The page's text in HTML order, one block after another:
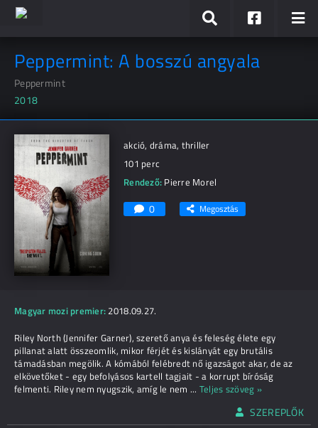
Peppermint: A bosszú angyala
Peppermint
2018
akció, dráma, thriller
101 perc
Rendező: Pierre Morel
0 Megosztás
Magyar mozi premier: 2018.09.27.
Riley North (Jennifer Garner), szerető anya és feleség élete egy
pillanat alatt összeomlik, mikor férjét és kislányát egy brutális
támadásban megölik. A kómából felébredt nő igazságot akar, de az
elkövetőket - egy befolyásos kartell tagjait - a korrupt bíróság
felmenti. Riley nem nyugszik, amíg le nem ... Teljes szöveg »
SZEREPLŐK